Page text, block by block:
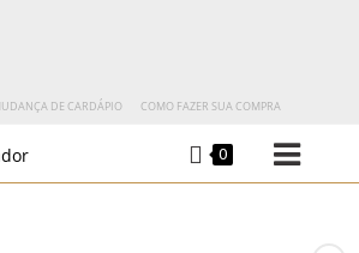
DE CARDÁPIO COMO FAZER SUA COMPRA
0